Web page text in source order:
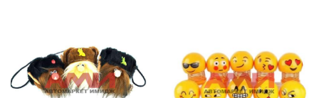
БЫСТРЫЙ ПРОСМОТР БЫСТРЫЙ ПРОСМОТР